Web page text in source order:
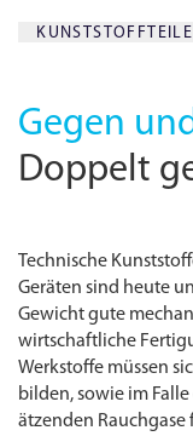
Gegen
Doppelt
Technische
Geräten sind heute
Gewicht gute
wirtschaftliche
Werkstoffe müssen
bilden, sowie im
ätzenden Rauchgase